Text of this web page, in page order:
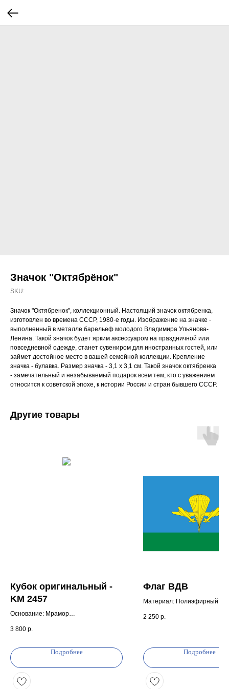
Значок "Октябрёнок"
SKU:
Значок "Октябренок", коллекционный. Настоящий значок октябренка,
изготовлен во времена СССР, 1980-е годы. Изображение на значке -
выполненный в металле барельеф молодого Владимира Ульянова-
Ленина. Такой значок будет ярким аксессуаром на праздничной или
повседневной одежде, станет сувениром для иностранных гостей, или
займет достойное место в вашей семейной коллекции. Крепление
значка - булавка. Размер значка - 3,1 х 3,1 см. Такой значок октябренка
- замечательный и незабываемый подарок всем тем, кто с уважением
относится к советской эпохе, к истории России и стран бывшего СССР.
Другие товары
Кубок оригинальный -
KM 2457
Основание: Мрамор
Цвет: Золото, Красный
3 800 р.
Подробнее
Флаг ВДВ
Материал: Полиэфирный
Плотность: 70 г/м2
2 250 р.
Подробнее